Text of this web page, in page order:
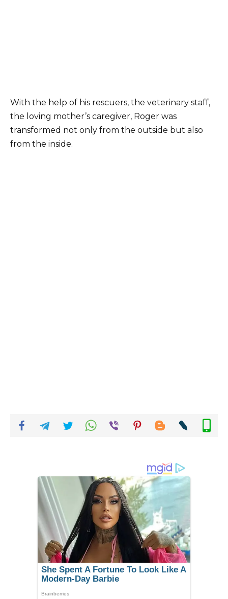
With the help of his rescuers, the veterinary staff,
the loving mother’s caregiver, Roger was
transformed not only from the outside but also
from the inside.